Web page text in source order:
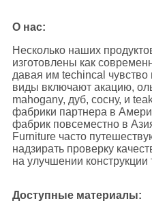
О нас:
Несколько наших
изготовлены как
давая им techincal
виды включают акацию,
mahogany, дуб, сосну, и
фабрики партнера в
фабрик повсеместно в
Furniture часто
надзирать проверку
на улучшении конструкции
Доступные материалы: